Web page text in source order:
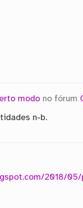
modo no fórum
n-b.
2018/